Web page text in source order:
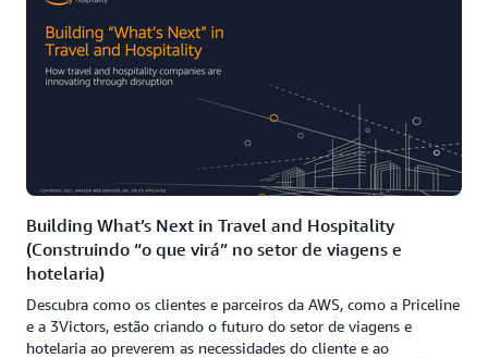
Building What’s Next in Travel and Hospitality
(Construindo “o que virá” no setor de viagens e
hotelaria)
Descubra como os clientes e parceiros da AWS, como a Priceline
e a 3Victors, estão criando o futuro do setor de viagens e
hotelaria ao preverem as necessidades do cliente e ao